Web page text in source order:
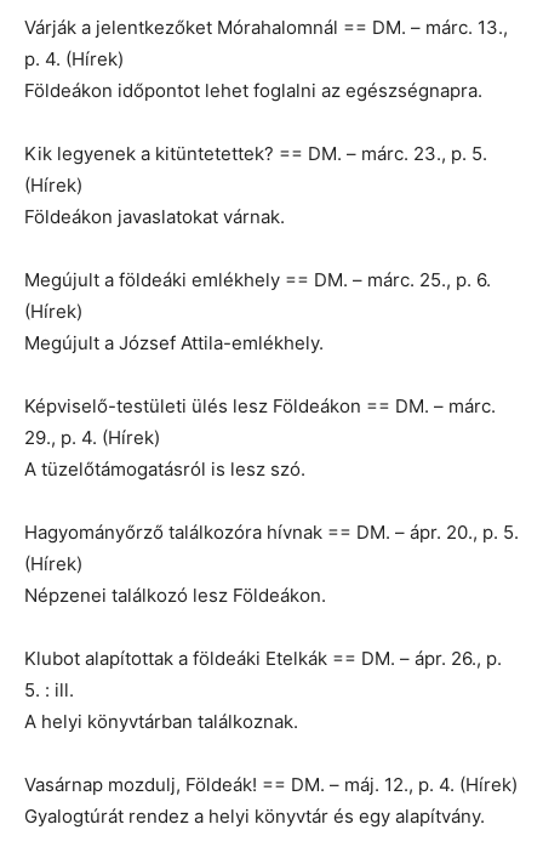
Várják a jelentkezőket Mórahalomnál == DM. – márc. 13.,
p. 4. (Hírek)
Földeákon időpontot lehet foglalni az egészségnapra.
Kik legyenek a kitüntetettek? == DM. – márc. 23., p. 5.
(Hírek)
Földeákon javaslatokat várnak.
Megújult a földeáki emlékhely == DM. – márc. 25., p. 6.
(Hírek)
Megújult a József Attila-emlékhely.
Képviselő-testületi ülés lesz Földeákon == DM. – márc.
29., p. 4. (Hírek)
A tüzelőtámogatásról is lesz szó.
Hagyományőrző találkozóra hívnak == DM. – ápr. 20., p. 5.
(Hírek)
Népzenei találkozó lesz Földeákon.
Klubot alapítottak a földeáki Etelkák == DM. – ápr. 26., p.
5. : ill.
A helyi könyvtárban találkoznak.
Vasárnap mozdulj, Földeák! == DM. – máj. 12., p. 4. (Hírek)
Gyalogtúrát rendez a helyi könyvtár és egy alapítvány.